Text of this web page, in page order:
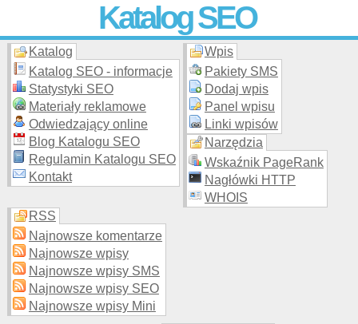
Katalog SEO
Skuteczna i promocja stron WWW –
moderowanego katalogu za darmo!
Katalog
Katalog SEO - informacje
Statystyki SEO
Materiały reklamowe
Odwiedzający online
Blog Katalogu SEO
Regulamin Katalogu SEO
Kontakt
Wpis
Pakiety SMS
Dodaj wpis
Panel wpisu
Linki wpisów
Narzędzia
Wskaźnik PageRank
Nagłówki HTTP
WHOIS
RSS
Najnowsze komentarze
Najnowsze wpisy
Najnowsze wpisy SMS
Najnowsze wpisy SEO
Najnowsze wpisy Mini